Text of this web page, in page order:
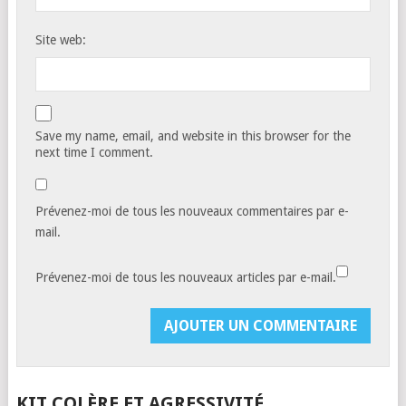
Site web:
Save my name, email, and website in this browser for the
next time I comment.
Prévenez-moi de tous les nouveaux commentaires par e-
mail.
Prévenez-moi de tous les nouveaux articles par e-mail.